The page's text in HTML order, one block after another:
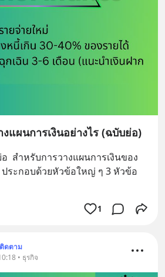
แผนการเงินอย่างไร (ฉบับย่อ)
สำหรับการวางแผนการเงินของ
ระกอบด้วยหัวข้อใหญ่ ๆ 3 หัวข้อ
1
ติดตาม
• ธุรกิจ